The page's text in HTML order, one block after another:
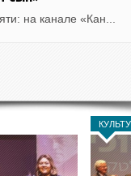
на канале «Кан...